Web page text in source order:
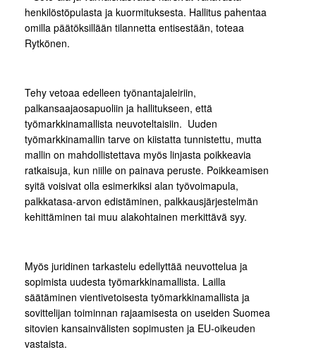
henkilöstöpulasta ja kuormituksesta. Hallitus pahentaa
omilla päätöksillään tilannetta entisestään, toteaa
Rytkönen.
Tehy vetoaa edelleen työnantajaleiriin,
palkansaajaosapuoliin ja hallitukseen, että
työmarkkinamallista neuvoteltaisiin. Uuden
työmarkkinamallin tarve on kiistatta tunnistettu, mutta
mallin on mahdollistettava myös linjasta poikkeavia
ratkaisuja, kun niille on painava peruste. Poikkeamisen
syitä voisivat olla esimerkiksi alan työvoimapula,
palkkatasa-arvon edistäminen, palkkausjärjestelmän
kehittäminen tai muu alakohtainen merkittävä syy.
Myös juridinen tarkastelu edellyttää neuvottelua ja
sopimista uudesta työmarkkinamallista. Lailla
säätäminen vientivetoisesta työmarkkinamallista ja
sovittelijan toiminnan rajaamisesta on useiden Suomea
sitovien kansainvälisten sopimusten ja EU-oikeuden
vastaista.